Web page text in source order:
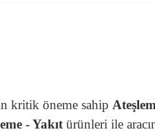
kritik öneme sahip
- Yakıt ürünleri ile